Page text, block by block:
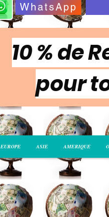
WhatsApp
10 % de
pour
EUROPE ASIE AMERIQUE